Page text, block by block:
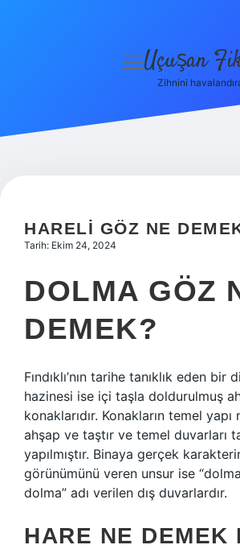
Hakkımızda
menüyü
Uçuşan
Zihnini
HARELI GÖZ NE
Tarih: Ekim 24, 2024
DOLMA GÖZ
DEMEK?
Fındıklı’nın tarihe tanıklık eden bir
hazinesi ise içi taşla doldurulmuş
konaklarıdır. Konakların temel
ahşap ve taştır ve temel duvarları
yapılmıştır. Binaya gerçek
görünümünü veren unsur ise
dolma” adı verilen dış duvarlardır.
HARE NE DEMEK